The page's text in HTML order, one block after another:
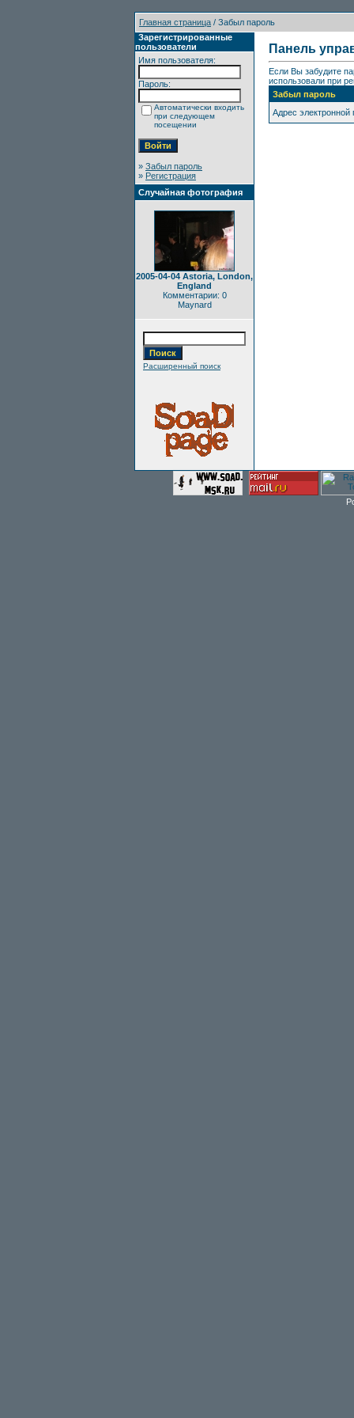
Главная страница / Забыл пароль
Зарегистрированные
пользователи
Имя пользователя:
Пароль:
Автоматически входить
при следующем
посещении
» Забыл пароль
» Регистрация
Случайная фотография
2005-04-04 Astoria, London,
England
Комментарии: 0
Maynard
Расширенный поиск
Панель
Если Вы забудите
использовали при
Забыл пароль
Адрес